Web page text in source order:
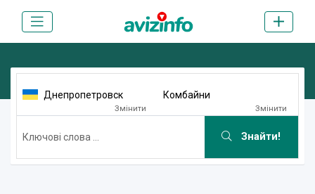
Днепропетровск
Змінити
Комбайни
Змінити
Знайти!